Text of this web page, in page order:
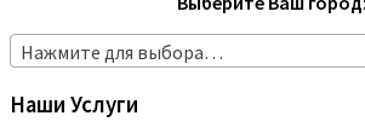
Нажмите для выбора…
Наши Услуги